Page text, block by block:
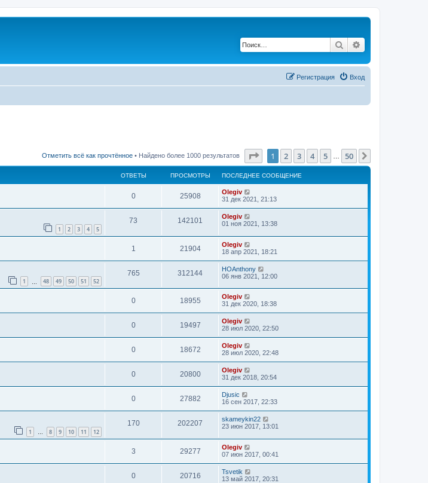
Поиск
Вход
Регистрация
Отметить всё как прочтённое • Найдено более 1000 результатов Страница1 из 50
1 2 3 4 5 50
ОТВЕТЫ ПРОСМОТРЫ ПОСЛЕДНЕЕ СООБЩЕНИЕ
0 25908
Olegiv
31 дек 2021, 21:13
1 2 3 4 5
73 142101
Olegiv
01 ноя 2021, 13:38
1 21904
Olegiv
18 апр 2021, 18:21
1 48 49 50 51 52
765 312144
HOAnthony
06 янв 2021, 12:00
0 18955
Olegiv
31 дек 2020, 18:38
0 19497
Olegiv
28 июл 2020, 22:50
0 18672
Olegiv
28 июл 2020, 22:48
0 20800
Olegiv
31 дек 2018, 20:54
0 27882
Djusic
16 сен 2017, 22:33
1 … 8 9 10 11 12
170 202207
skameykin22
23 июн 2017, 13:01
3 29277
Olegiv
07 июн 2017, 00:41
0 20716
Tsvetik
13 май 2017, 20:31